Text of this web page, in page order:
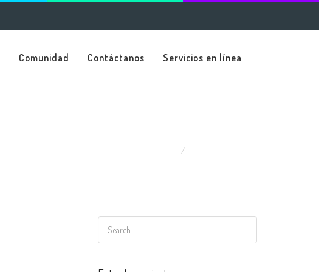
Comunidad Contáctanos Servicios en línea